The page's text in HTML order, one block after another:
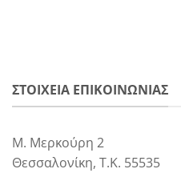
ΣΤΟΙΧΕΙΑ ΕΠΙΚΟΙΝΩΝΙΑΣ
Μ. Μερκούρη 2
Θεσσαλονίκη, Τ.Κ. 55535